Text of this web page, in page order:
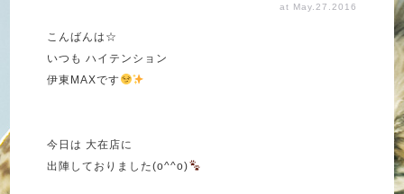
at May.27.2016
こんばんは☆
いつも ハイテンション
伊東MAXです
今日は 大在店に
出陣しておりました(o^^o)